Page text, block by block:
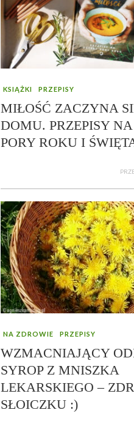
KSIĄŻKI PRZEPISY
MIŁOŚĆ ZACZYNA
DOMU. PRZEPISY
PORY ROKU I
NA ZDROWIE PRZEPISY
WZMACNIAJĄCY
SYROP Z MNISZKA
LEKARSKIEGO –
SŁOICZKU :)